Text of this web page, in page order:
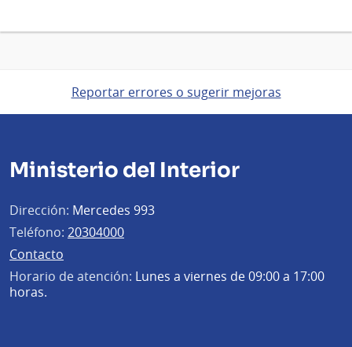
Reportar errores o sugerir mejoras
Ministerio del Interior
Dirección: Mercedes 993
Teléfono: 20304000
Contacto
Horario de atención: Lunes a viernes de 09:00 a 17:00
horas.